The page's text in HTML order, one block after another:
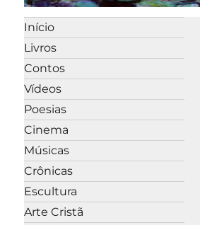
Início
Livros
Contos
Vídeos
Poesias
Cinema
Músicas
Crônicas
Escultura
Arte Cristã